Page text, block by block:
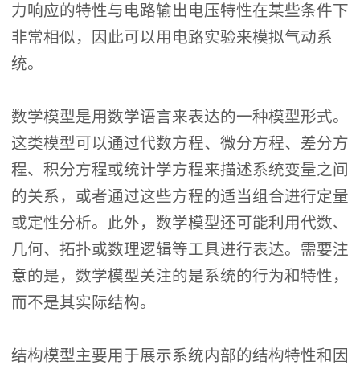
力响应的特性与电路输出电压特性在某些条件下
非常相似，因此可以用电路实验来模拟气动系
统。
数学模型是用数学语言来表达的一种模型形式。
这类模型可以通过代数方程、微分方程、差分方
程、积分方程或统计学方程来描述系统变量之间
的关系，或者通过这些方程的适当组合进行定量
或定性分析。此外，数学模型还可能利用代数、
几何、拓扑或数理逻辑等工具进行表达。需要注
意的是，数学模型关注的是系统的行为和特性，
而不是其实际结构。
结构模型主要用于展示系统内部的结构特性和因